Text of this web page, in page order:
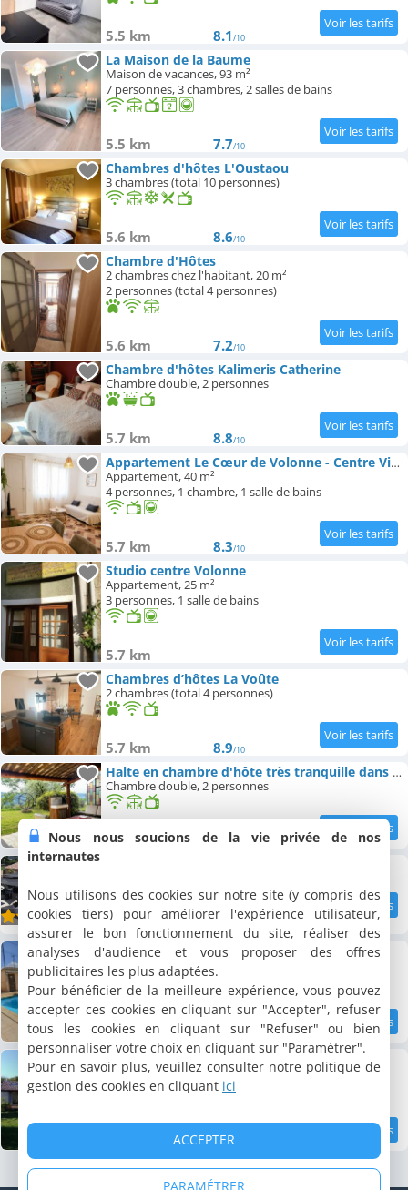
5.5 km 8.1/10
La Maison de la Baume
Maison de vacances, 93 m²
7 personnes, 3 chambres, 2 salles de bains
5.5 km 7.7/10
Chambres d'hôtes L'Oustaou
3 chambres (total 10 personnes)
5.6 km 8.6/10
Chambre d'Hôtes
2 chambres chez l'habitant, 20 m²
2 personnes (total 4 personnes)
5.6 km 7.2/10
Chambre d'hôtes Kalimeris Catherine
Chambre double, 2 personnes
5.7 km 8.8/10
Appartement Le Cœur de Volonne - Centre Village
Appartement, 40 m²
4 personnes, 1 chambre, 1 salle de bains
5.7 km 8.3/10
Studio centre Volonne
Appartement, 25 m²
3 personnes, 1 salle de bains
5.7 km
Chambres d’hôtes La Voûte
2 chambres (total 4 personnes)
5.7 km 8.9/10
Halte en chambre d'hôte très tranquille dans les Alpes-de-Haute-Provence
Chambre double, 2 personnes
5.8 km
5.9 km 7.2/10
Villa Volonne classée 4 étoiles
Villa, 170 m²
8 personnes, 4 chambres, 2 salles de bains
6 km
Maison individuelle avec piscine privée
Maison de vacances, 99 m²
6 personnes, 3 chambres, 1 salle de bains
Nous nous soucions de la vie privée de nos
internautes
Nous utilisons des cookies sur notre site (y compris des
cookies tiers) pour améliorer l'expérience utilisateur,
assurer le bon fonctionnement du site, réaliser des
analyses d'audience et vous proposer des offres
publicitaires les plus adaptées.
Pour bénéficier de la meilleure expérience, vous pouvez
accepter ces cookies en cliquant sur "Accepter", refuser
tous les cookies en cliquant sur "Refuser" ou bien
personnaliser votre choix en cliquant sur "Paramétrer".
Pour en savoir plus, veuillez consulter notre politique de
gestion des cookies en cliquant ici
ACCEPTER
PARAMÉTRER